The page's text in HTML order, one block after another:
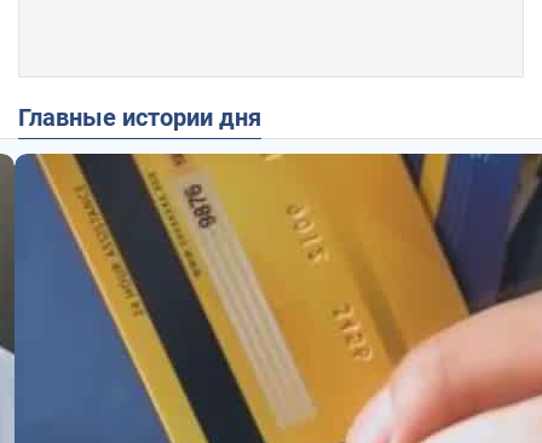
Главные истории дня